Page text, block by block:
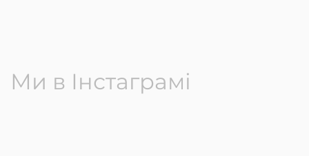
Ми в Інстаграмі